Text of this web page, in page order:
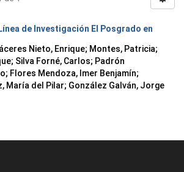
de Investigación El Posgrado en
Nieto, Enrique; Montes, Patricia;
; Silva Forné, Carlos; Padrón
; Flores Mendoza, Imer Benjamín;
María del Pilar; González Galván, Jorge